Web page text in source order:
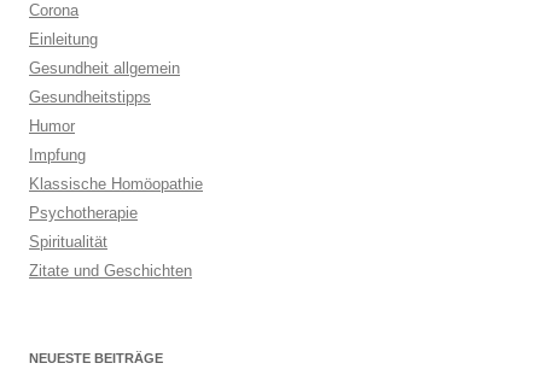
Corona
Einleitung
Gesundheit allgemein
Gesundheitstipps
Humor
Impfung
Klassische Homöopathie
Psychotherapie
Spiritualität
Zitate und Geschichten
NEUESTE BEITRÄGE